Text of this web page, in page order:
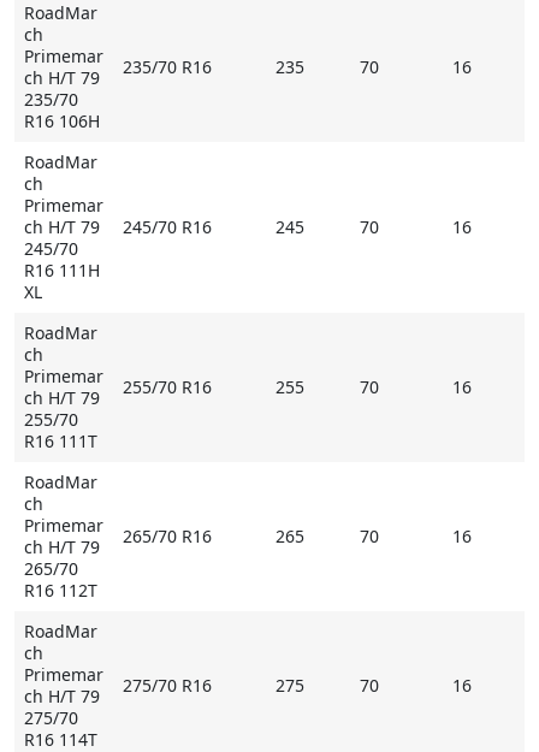
Мосавтошине
RoadMar
ch
Primemar
ch H/T 79
235/70
R16 106H
235/70 R16 235 70 16
RoadMar
ch
Primemar
ch H/T 79
245/70
R16 111H
XL
245/70 R16 245 70 16
RoadMar
ch
Primemar
ch H/T 79
255/70
R16 111T
255/70 R16 255 70 16
RoadMar
ch
Primemar
ch H/T 79
265/70
R16 112T
265/70 R16 265 70 16
RoadMar
ch
Primemar
ch H/T 79
275/70
R16 114T
275/70 R16 275 70 16